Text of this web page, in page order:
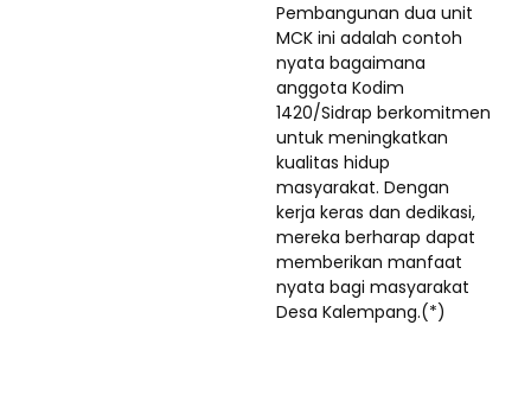
Pembangunan dua unit
MCK ini adalah contoh
nyata bagaimana
anggota Kodim
1420/Sidrap berkomitmen
untuk meningkatkan
kualitas hidup
masyarakat. Dengan
kerja keras dan dedikasi,
mereka berharap dapat
memberikan manfaat
nyata bagi masyarakat
Desa Kalempang.(*)